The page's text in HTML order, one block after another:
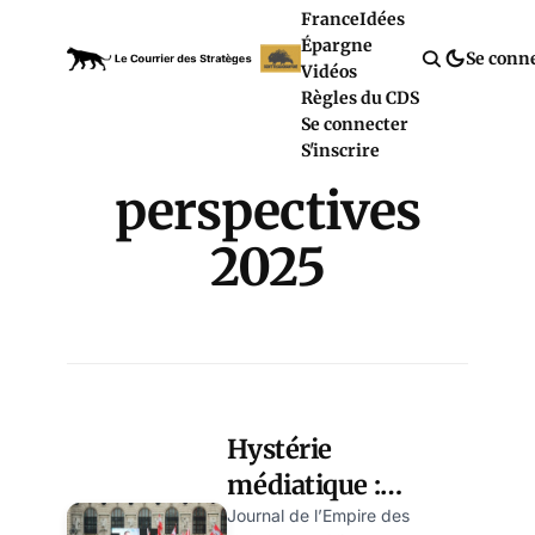
FranceIdées
Épargne
Vidéos
Règles du CDS
Se connecter
S'inscrire
Se
perspectives
2025
Hystérie
médiatique :
l’Autriche aura-t-
Journal de l’Empire des